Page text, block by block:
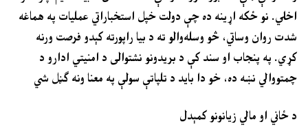
اخلي. نو ځکه اړینه ده چې دولت خپل استخباراتي عملیات په هماغه
شدت روان وساتي، څو وسله‌والو ته د بیا راپورته کېدو فرصت ورنه
کړي. په پنجاب او سند کې د بریدونو نشتوالی د امنیتي ادارو د
چمتووالي نښه ده، خو دا باید د تلپاتې سولې په معنا ونه ګڼل شي
د ځاني او مالي زیانونو کمېدل